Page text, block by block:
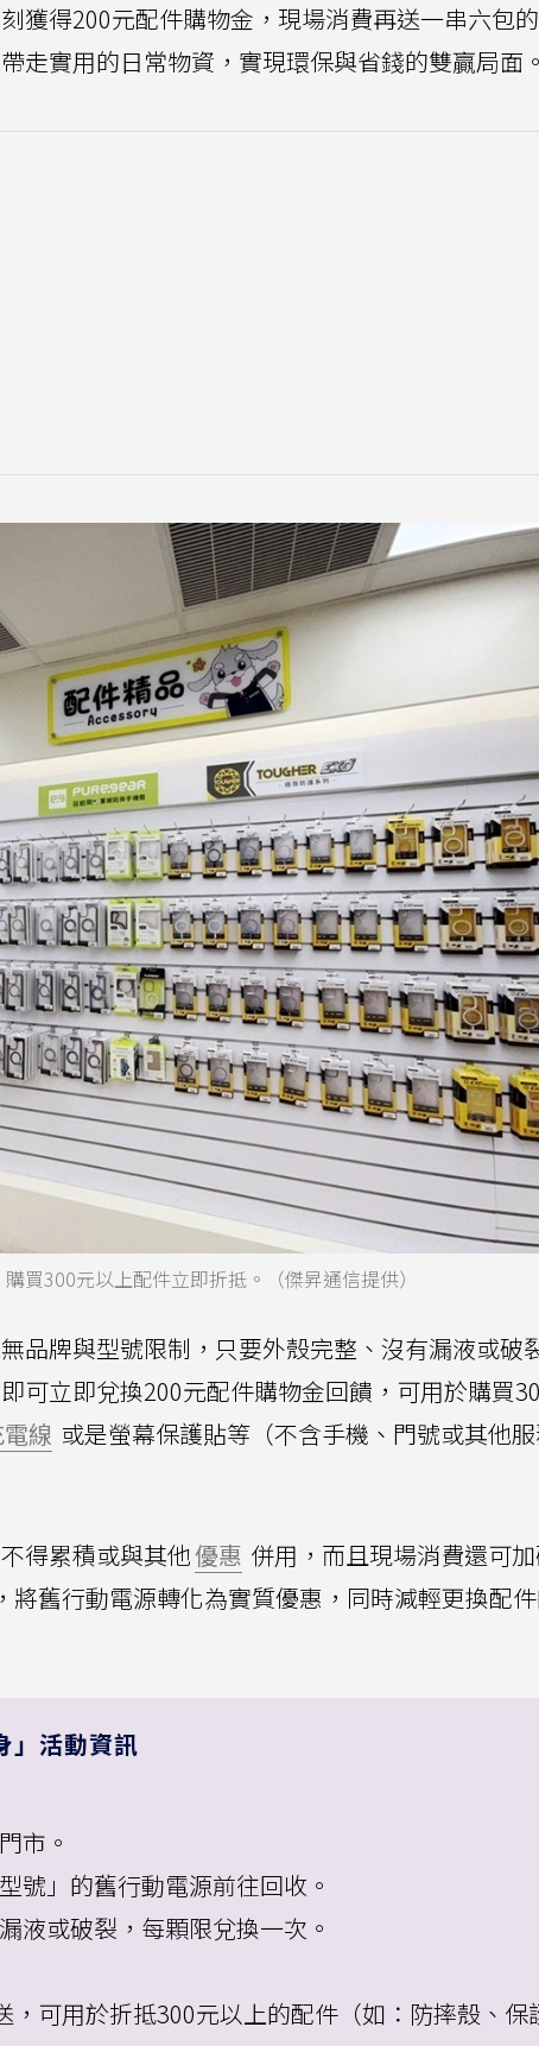
獲得200元配件購物金，現場消費再送一串六包
走實用的日常物資，實現環保與省錢的雙贏局面。
買300元以上配件立即折抵。（傑昇通信提供）
品牌與型號限制，只要外殼完整、沒有漏液或破
可立即兌換200元配件購物金回饋，可用於購買
線 或是螢幕保護貼等（不含手機、門號或其他服
得累積或與其他優惠 併用，而且現場消費還可
將舊行動電源轉化為實質優惠，同時減輕更換配
」活動資訊
市。
號」的舊行動電源前往回收。
液或破裂，每顆限兌換一次。
，可用於折抵300元以上的配件（如：防摔殼、保